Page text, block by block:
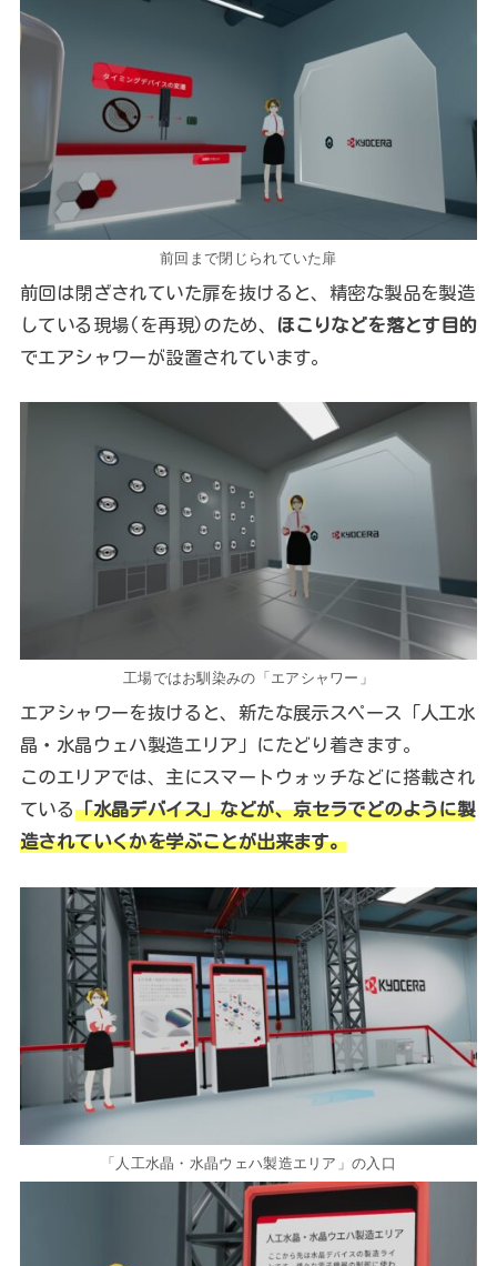
前回まで閉じられていた扉
前回は閉ざされていた扉を抜けると、精密な製品を製造
している現場(を再現)のため、
ほこりなどを落とす目的
でエアシャワーが設置されています。
工場ではお馴染みの「エアシャワー」
エアシャワーを抜けると、新たな展示スペース「人工水
晶・水晶ウェハ製造エリア」にたどり着きます。
このエリアでは、主にスマートウォッチなどに搭載され
ている「水晶デバイス」などが、京セラでどのように製
造されていくかを学ぶことが出来ます。
「人工水晶・水晶ウェハ製造エリア」の入口